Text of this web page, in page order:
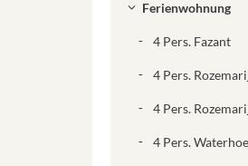
Ferienwohnung
4 Pers. Fazant
4 Pers.
4 Pers.
4 Pers.